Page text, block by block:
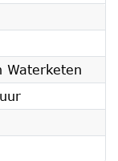
Waterketen